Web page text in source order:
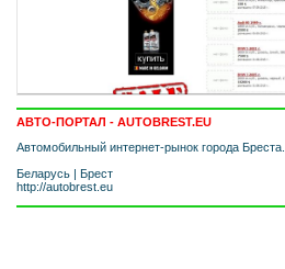
АВТО-ПОРТАЛ - AUTOBREST.EU
Автомобильный интернет-рынок города Бреста.
Беларусь
Брест
http://autobrest.eu